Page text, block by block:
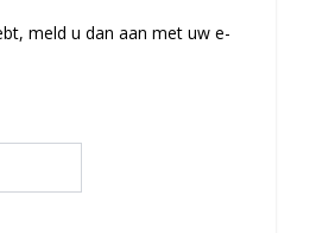
meld u dan aan met uw e-